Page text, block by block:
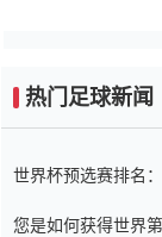
热门足球新闻
世界杯预选赛排名
您是如何获得世界